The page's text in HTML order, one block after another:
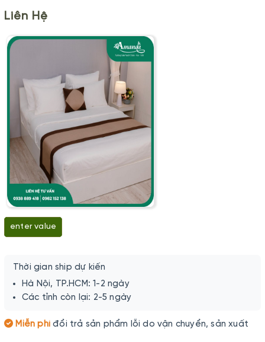
Liên Hệ
enter value
Thời gian ship dự kiến
Hà Nội, TP.HCM: 1-2 ngày
Các tỉnh còn lại: 2-5 ngày
Miễn phí đổi trả sản phẩm lỗi do vận chuyển, sản xuất